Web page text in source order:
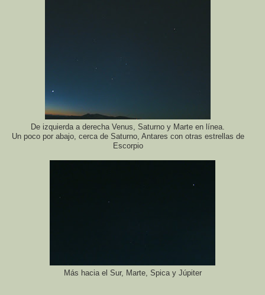
De izquierda a derecha Venus, Saturno y Marte en línea.
Un poco por abajo, cerca de Saturno, Antares con otras estrellas de
Escorpio
Más hacia el Sur, Marte, Spica y Júpiter